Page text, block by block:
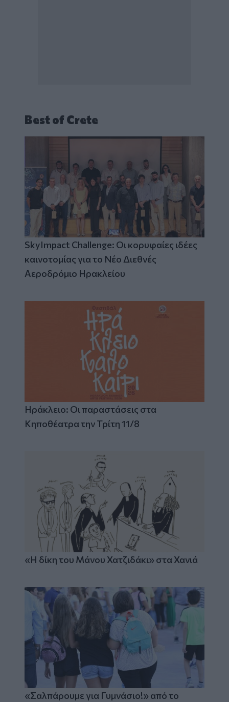
Best of Crete
SkyImpact Challenge: Οι κορυφαίες ιδέες
καινοτομίας για το Νέο Διεθνές
Αεροδρόμιο Ηρακλείου
Ηράκλειο: Οι παραστάσεις στα
Κηποθέατρα την Τρίτη 11/8
«Η δίκη του Μάνου Χατζιδάκι» στα Χανιά
«Σαλπάρουμε για Γυμνάσιο!» από το